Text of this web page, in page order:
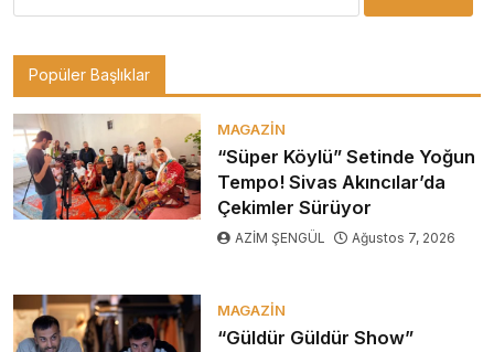
Popüler Başlıklar
MAGAZIN
“Süper Köylü” Setinde Yoğun
Tempo! Sivas Akıncılar’da
Çekimler Sürüyor
AZİM ŞENGÜL Ağustos 7, 2026
MAGAZIN
“Güldür Güldür Show”